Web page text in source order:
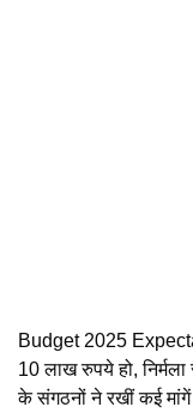
Budget 2025
10 लाख रुपये हो,
के संगठनों ने रखीं कई मांगें